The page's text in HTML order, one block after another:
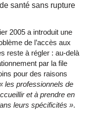
santé sans rupture
2005 a introduit une
de l’accès aux
reste à régler : au-delà
par la file
pour des raisons
les professionnels de
et à prendre en
leurs spécificités ».